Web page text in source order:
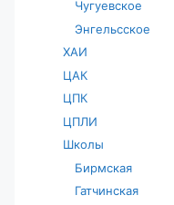
Чугуевское
Энгельсское
ХАИ
ЦАК
ЦПК
ЦПЛИ
Школы
Бирмская
Гатчинская